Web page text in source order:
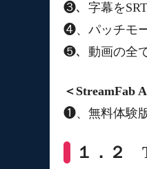
❸、字幕を
❹、パッチモ
❺、動画の全
＜StreamFab
❶、無料体験
１．２